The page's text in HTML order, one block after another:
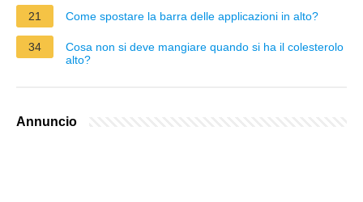
21
Come spostare la barra delle applicazioni in alto?
34
Cosa non si deve mangiare quando si ha il colesterolo
alto?
Annuncio